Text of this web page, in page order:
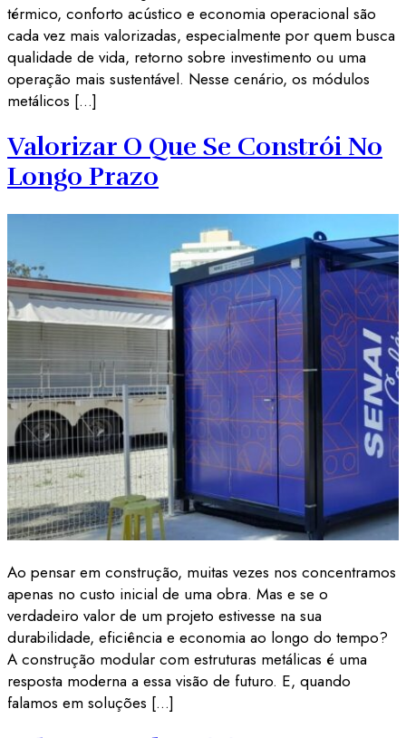
térmico, conforto acústico e economia operacional são
cada vez mais valorizadas, especialmente por quem busca
qualidade de vida, retorno sobre investimento ou uma
operação mais sustentável. Nesse cenário, os módulos
metálicos […]
Valorizar O Que Se Constrói No
Longo Prazo
Ao pensar em construção, muitas vezes nos concentramos
apenas no custo inicial de uma obra. Mas e se o
verdadeiro valor de um projeto estivesse na sua
durabilidade, eficiência e economia ao longo do tempo?
A construção modular com estruturas metálicas é uma
resposta moderna a essa visão de futuro. E, quando
falamos em soluções […]